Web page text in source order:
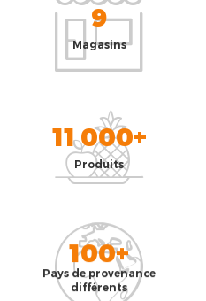
9
Magasins
11 000+
Produits
100+
Pays de provenance
différents